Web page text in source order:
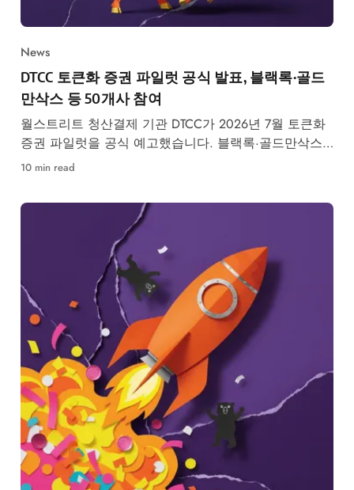
News
DTCC 토큰화 증권 파일럿 공식 발표, 블랙록·골드
만삭스 등 50개사 참여
월스트리트 청산결제 기관 DTCC가 2026년 7월 토큰화
증권 파일럿을 공식 예고했습니다. 블랙록·골드만삭스
등 50개사 참여, RWA 시장 구조 변화가 본격화됩니다.
10 min read